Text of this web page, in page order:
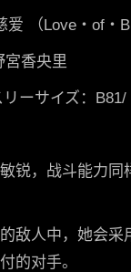
（Love・of・
香央里
ーサイズ：B81/
锐，战斗能力同
敌人中，她会采
的对手。